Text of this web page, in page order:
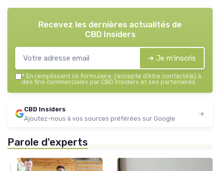
Recevez les dernières actualités de
CBD Insiders
➔ Je m'inscris
* En remplissant ce formulaire, j’accepte d’être contacté(e) à
des fins commerciales par CBD Insiders et ses partenaires.
CBD Insiders
Ajoutez-nous à vos sources préférées sur Google
Parole d'experts